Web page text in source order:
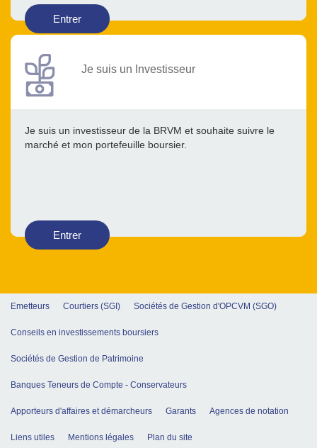
Entrer
Je suis un Investisseur
Je suis un investisseur de la BRVM et souhaite suivre le
marché et mon portefeuille boursier.
Entrer
Emetteurs Courtiers (SGI) Sociétés de Gestion d'OPCVM (SGO)
Conseils en investissements boursiers
Sociétés de Gestion de Patrimoine
Banques Teneurs de Compte - Conservateurs
Apporteurs d'affaires et démarcheurs Garants Agences de notation
Liens utiles Mentions légales Plan du site